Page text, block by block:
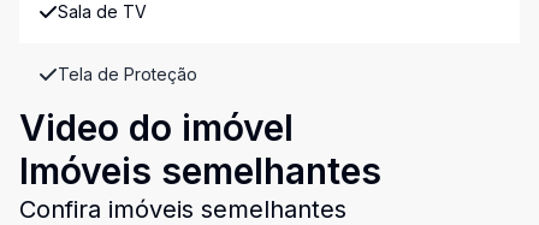
Sala de TV
Tela de Proteção
Video do imóvel
Imóveis semelhantes
Confira imóveis semelhantes